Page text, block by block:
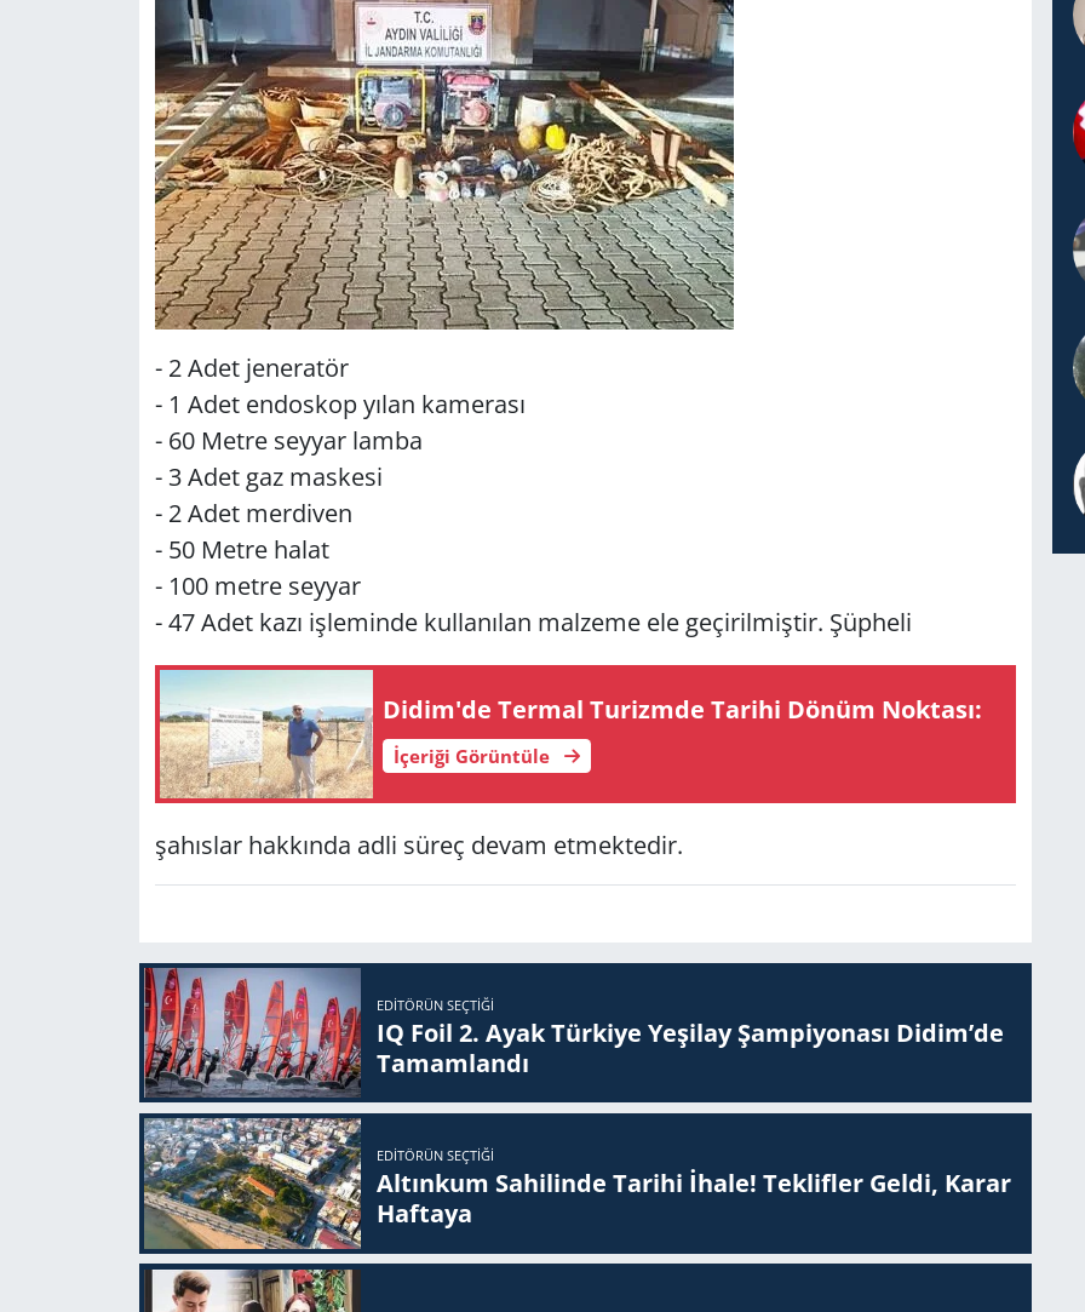
- 2 Adet je­ne­ra­tör
- 1 Adet en­dos­kop yılan ka­me­ra­sı
- 60 Metre sey­yar lamba
- 3 Adet gaz mas­ke­si
- 2 Adet mer­di­ven
- 50 Metre halat
- 100 metre sey­yar
- 47 Adet kazı iş­le­min­de kul­la­nı­lan mal­ze­me ele ge­çi­ril­miş­tir. Şüp­he­li
Didim'de Ter­mal Tu­rizm­de Ta­ri­hi Dönüm Nok­ta­sı:
İçeriği Görüntüle
şa­hıs­lar hak­kın­da adli süreç devam et­mek­te­dir.
EDITÖRÜN SEÇTIĞI
IQ Foil 2. Ayak Tür­ki­ye Ye­şi­lay Şam­pi­yo­na­sı Didim’de
Ta­mam­lan­dı
EDITÖRÜN SEÇTIĞI
Altınkum Sahilinde Tarihi İhale! Teklifler Geldi, Karar
Haftaya